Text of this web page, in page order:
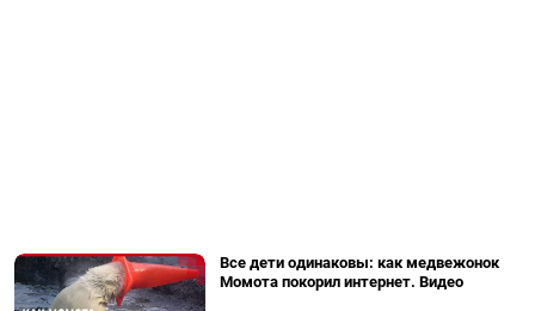
Все дети одинаковы: как медвежонок
Момота покорил интернет. Видео